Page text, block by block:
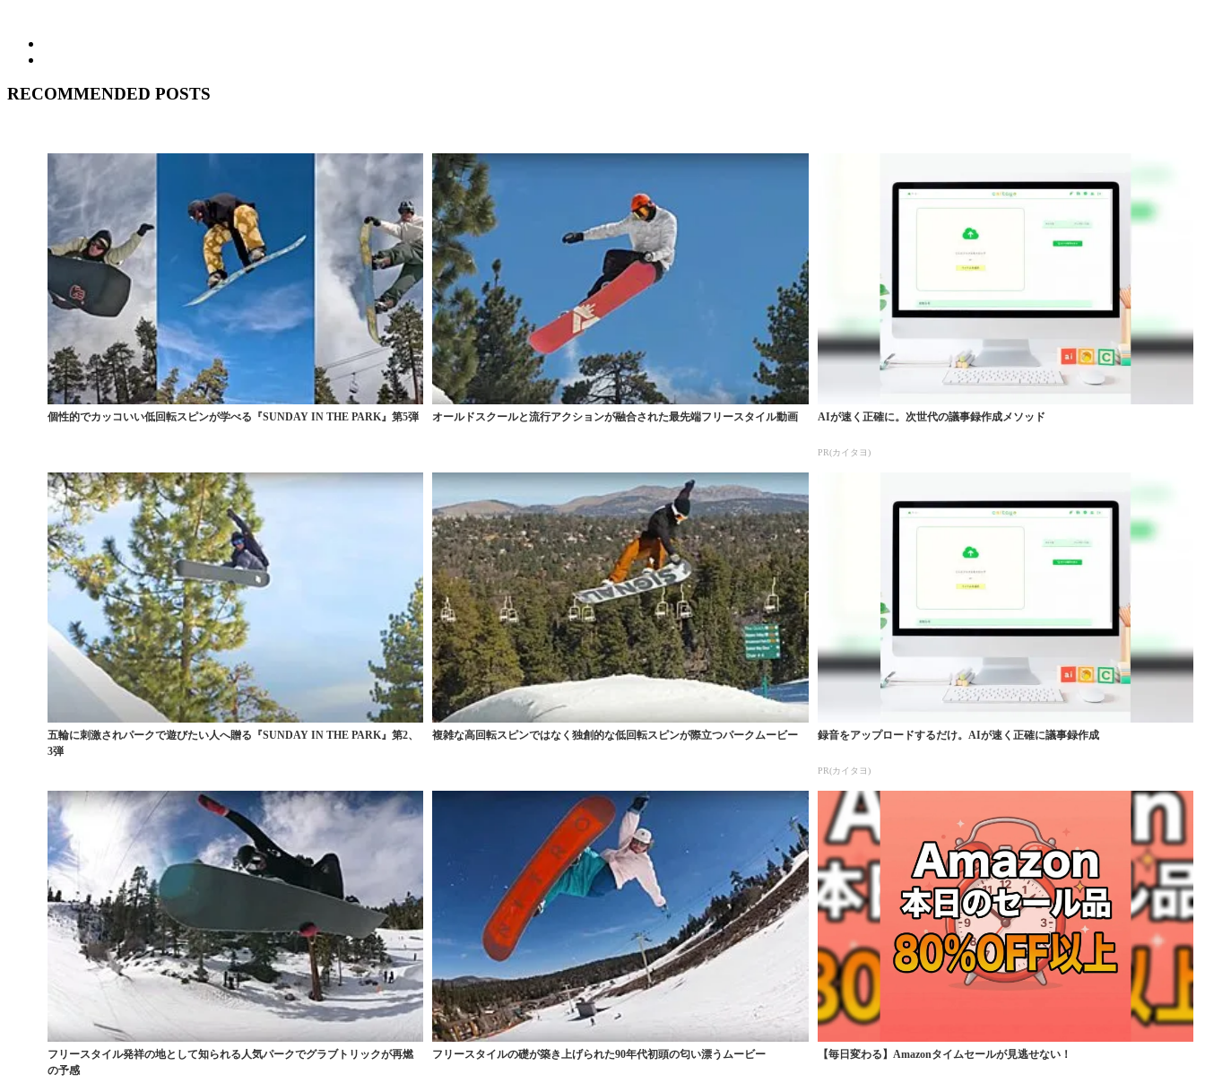
RECOMMENDED POSTS
個性的でカッコいい低回転スピンが学べる『SUNDAY IN THE PARK』第5弾 オールドスクールと流行アクションが融合された最先端フリースタイル動画 AIが速く正確に。次世代の議事録作成メソッド
PR(カイタヨ)
五輪に刺激されパークで遊びたい人へ贈る『SUNDAY IN THE PARK』第2、
3弾
複雑な高回転スピンではなく独創的な低回転スピンが際立つパークムービー 録音をアップロードするだけ。AIが速く正確に議事録作成
PR(カイタヨ)
フリースタイル発祥の地として知られる人気パークでグラブトリックが再燃
の予感
フリースタイルの礎が築き上げられた90年代初頭の匂い漂うムービー 【毎日変わる】Amazonタイムセールが見逃せない！